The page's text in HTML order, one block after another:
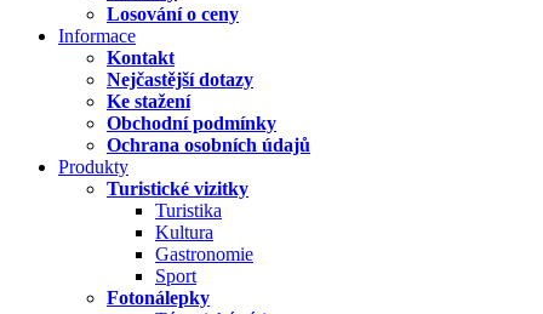
Losování o ceny
Informace
Kontakt
Nejčastější dotazy
Ke stažení
Obchodní podmínky
Ochrana osobních údajů
Produkty
Turistické vizitky
Turistika
Kultura
Gastronomie
Sport
Fotonálepky